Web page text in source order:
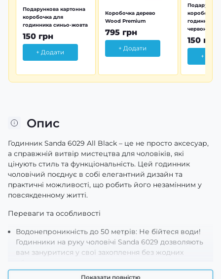
Подарункова картонна
коробочка для
годинника синьо-жовта
150 грн
+ Додати
Коробочка дерево
Wood Premium
795 грн
+ Додати
коробочка
годинника
червона
150 грн
+
Опис
Годинник Sanda 6029 All Black – це не просто аксесуар,
а справжній витвір мистецтва для чоловіків, які
цінують стиль та функціональність. Цей годинник
чоловічий поєднує в собі елегантний дизайн та
практичні можливості, що робить його незамінним у
повсякденному житті.
Переваги та особливості
Водонепроникність до 50 метрів: Не бійтеся води!
Годинники на руку чоловічі Sanda 6029 дозволяють
вам зануритися у свої захоплення без жодних
Матеріали преміум класу: Корпус з нержавіючої сталі
Показати повністю